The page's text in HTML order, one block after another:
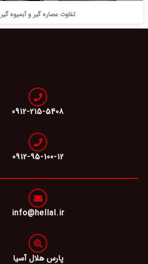
تفاوت عصاره گیر و آبمیوه گیر
پارس هلال آسیا
0912-215-5408
0912-95-100-12
info@hellal.ir